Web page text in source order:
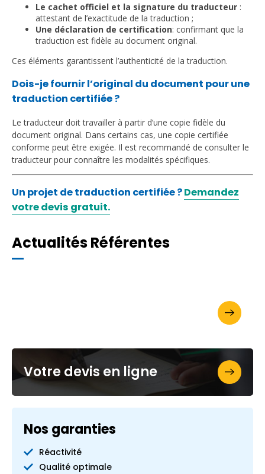
Le cachet officiel et la signature du traducteur :
attestant de l’exactitude de la traduction ;
Une déclaration de certification: confirmant que la
traduction est fidèle au document original.
Ces éléments garantissent l’authenticité de la traduction.
Dois-je fournir l’original du document pour une
traduction certifiée ?
Le traducteur doit travailler à partir d’une copie fidèle du
document original. Dans certains cas, une copie certifiée
conforme peut être exigée. Il est recommandé de consulter le
traducteur pour connaître les modalités spécifiques.
Un projet de traduction certifiée ?Demandez
votre devis gratuit.
Actualités Référentes
Votre devis en ligne
Nos garanties
Réactivité
Qualité optimale